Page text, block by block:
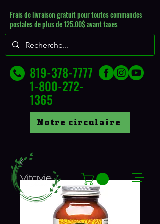
Frais de livraison gratuit pour toutes commandes
postales de plus de 125.00$ avant taxes
819-378-7777
1-800-272-
1365
Notre circulaire